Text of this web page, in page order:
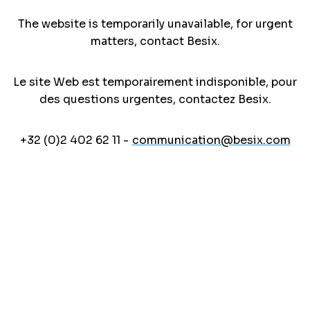
The website is temporarily unavailable, for urgent
matters, contact Besix.
Le site Web est temporairement indisponible, pour
des questions urgentes, contactez Besix.
+32 (0)2 402 62 11 - communication@besix.com